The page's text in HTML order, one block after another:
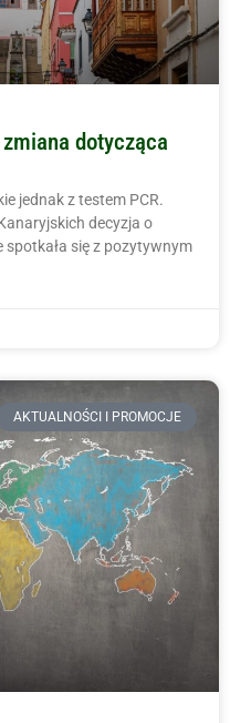
dotycząca
jednak z testem PCR.
decyzja o
się z pozytywnym
AKTUALNOŚCI I PROMOCJE